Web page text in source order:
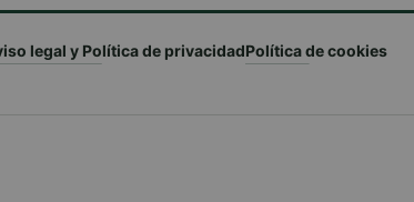
legal y Política de privacidadPolítica de cookies